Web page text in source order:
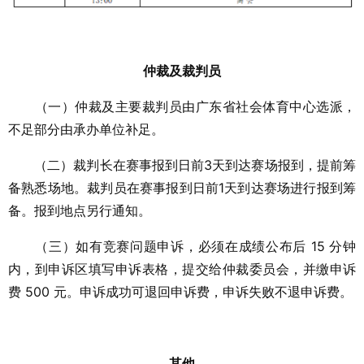
仲裁及裁判员
（一）仲裁及主要裁判员由广东省社会体育中心选派，
不足部分由承办单位补足。
（二）裁判长在赛事报到日前3天到达赛场报到，提前筹
备熟悉场地。裁判员在赛事报到日前1天到达赛场进行报到筹
备。报到地点另行通知。
（三）如有竞赛问题申诉，必须在成绩公布后 15 分钟
内，到申诉区填写申诉表格，提交给仲裁委员会，并缴申诉
费 500 元。申诉成功可退回申诉费，申诉失败不退申诉费。